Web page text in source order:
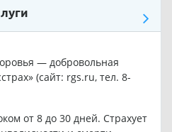
— добровольная
(сайт: rgs.ru, тел. 8-
от 8 до 30 дней. Страхует